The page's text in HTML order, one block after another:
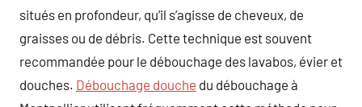
situés en profondeur, qu’il s’agisse de cheveux, de
graisses ou de débris. Cette technique est souvent
recommandée pour le débouchage des lavabos, évier et
douches. Débouchage douche du débouchage à